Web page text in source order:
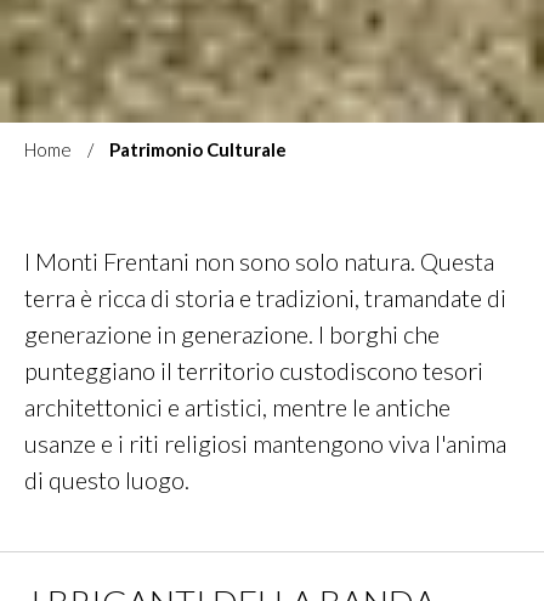
Home Patrimonio Culturale
I Monti Frentani non sono solo natura. Questa
terra è ricca di storia e tradizioni, tramandate di
generazione in generazione. I borghi che
punteggiano il territorio custodiscono tesori
architettonici e artistici, mentre le antiche
usanze e i riti religiosi mantengono viva l'anima
di questo luogo.